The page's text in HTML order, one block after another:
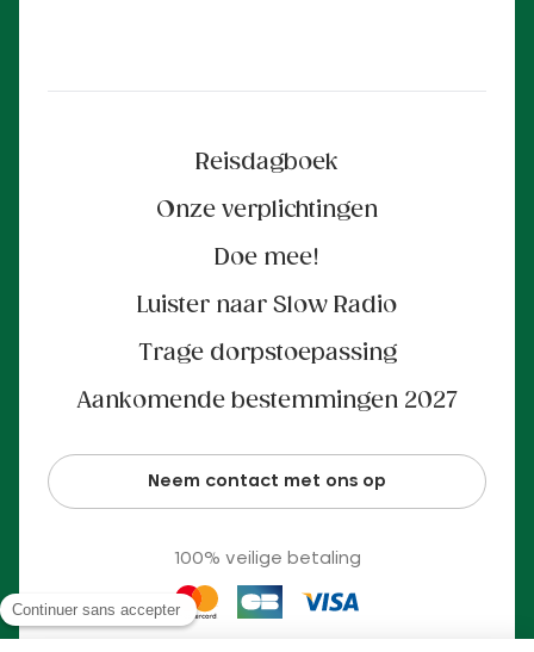
Reisdagboek
Onze verplichtingen
Doe mee!
Luister naar Slow Radio
Trage dorpstoepassing
Aankomende bestemmingen 2027
Neem contact met ons op
100% veilige betaling